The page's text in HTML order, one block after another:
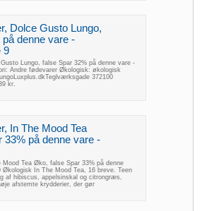
Dolce Gusto Lungo,
denne vare -
9
Lungo, false Spar 32% på denne vare -
Andre fødevarer Økologisk: økologisk
372100
kr.
In The Mood Tea
på denne vare -
Tea Øko, false Spar 33% på denne
In The Mood Tea, 16 breve. Teen
af hibiscus, appelsinskal og citrongræs,
afstemte krydderier, der gør